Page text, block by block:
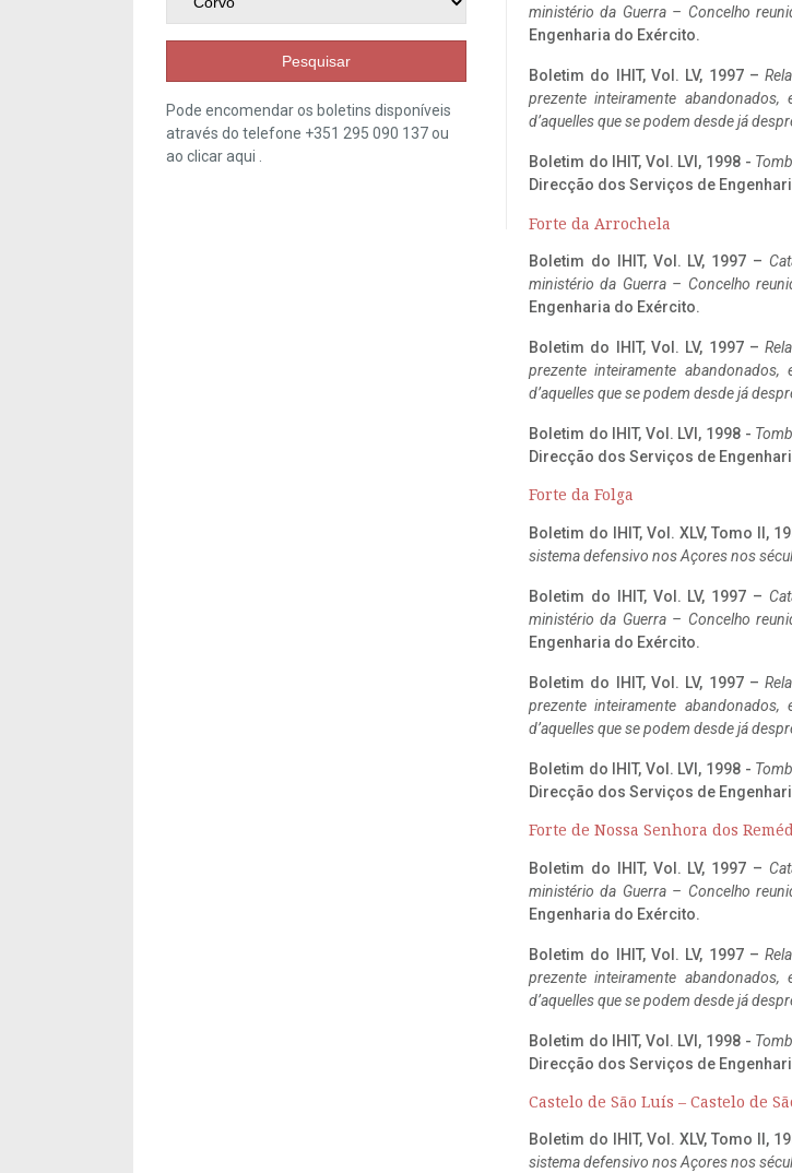
Pesquisar
Pode encomendar os boletins disponíveis
através do telefone +351 295 090 137 ou
ao clicaraqui
ministério da Guerra – Concelho
Engenharia do Exército.
Boletim do IHIT, Vol. LV, 1997 –
prezente inteiramente
d’aquelles que se podem desde já
Boletim do IHIT, Vol. LVI, 1998 -
Direcção dos Serviços de
Forte da Arrochela
Boletim do IHIT, Vol. LV, 1997 –
ministério da Guerra – Concelho
Engenharia do Exército.
Boletim do IHIT, Vol. LV, 1997 –
prezente inteiramente
d’aquelles que se podem desde já
Boletim do IHIT, Vol. LVI, 1998 -
Direcção dos Serviços de
Forte da Folga
Boletim do IHIT, Vol. XLV, Tomo II,
sistema defensivo nos Açores nos
Boletim do IHIT, Vol. LV, 1997 –
ministério da Guerra – Concelho
Engenharia do Exército.
Boletim do IHIT, Vol. LV, 1997 –
prezente inteiramente
d’aquelles que se podem desde já
Boletim do IHIT, Vol. LVI, 1998 -
Direcção dos Serviços de
Forte de Nossa Senhora dos
Boletim do IHIT, Vol. LV, 1997 –
ministério da Guerra – Concelho
Engenharia do Exército.
Boletim do IHIT, Vol. LV, 1997 –
prezente inteiramente
d’aquelles que se podem desde já
Boletim do IHIT, Vol. LVI, 1998 -
Direcção dos Serviços de
Castelo de São Luís – Castelo de
Boletim do IHIT, Vol. XLV, Tomo II,
sistema defensivo nos Açores nos